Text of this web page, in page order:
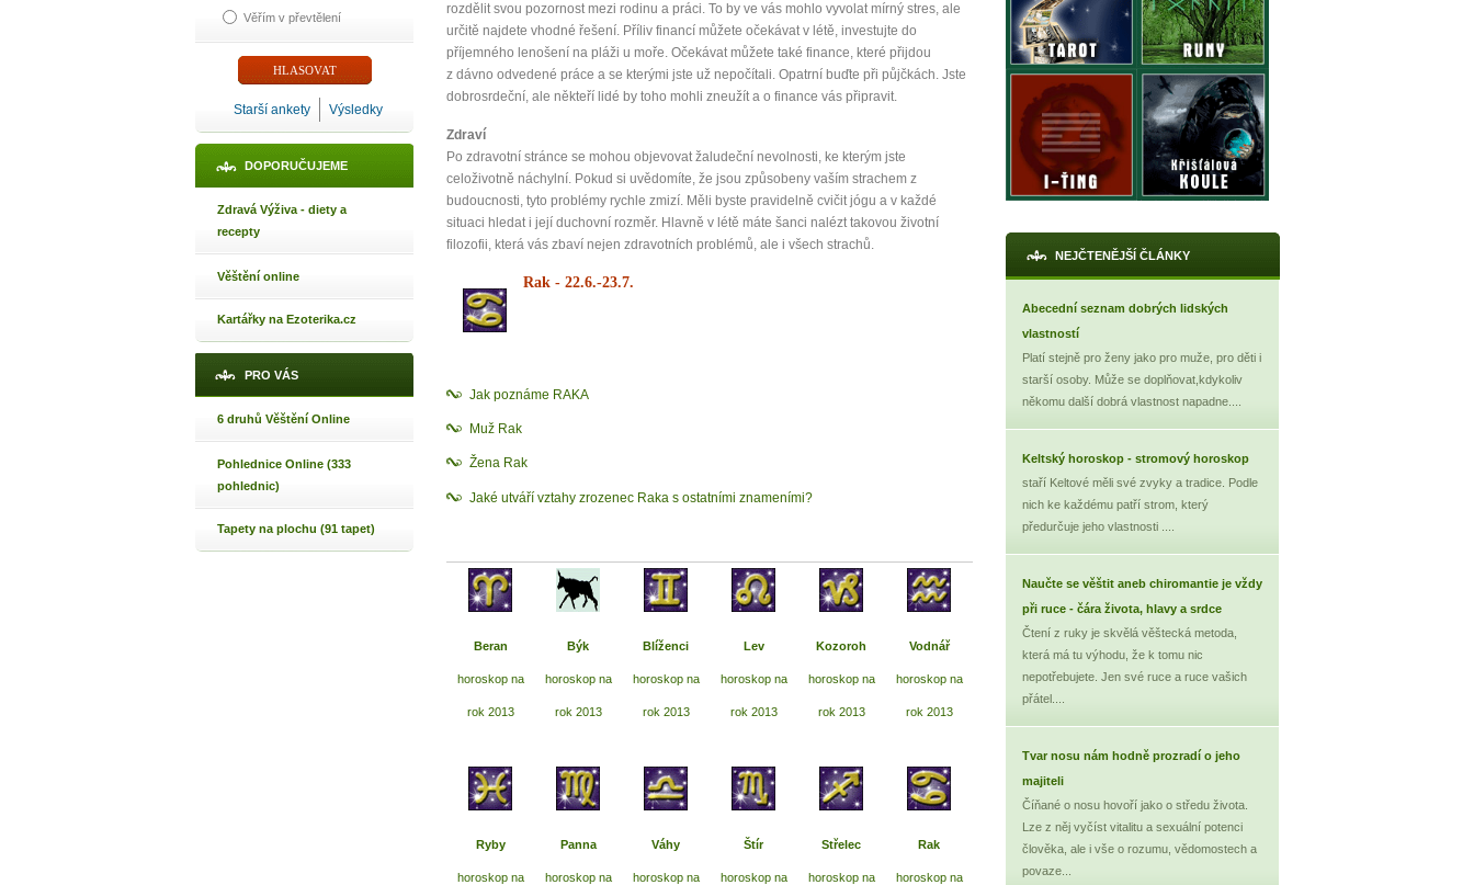
Věřím v převtělení
Starší ankety Výsledky
DOPORUČUJEME
Zdravá Výživa - diety a
recepty
Věštění online
Kartářky na Ezoterika.cz
PRO VÁS
6 druhů Věštění Online
Pohlednice Online (333
pohlednic)
Tapety na plochu (91 tapet)
rozdělit svou pozornost mezi rodinu a práci. To by ve vás mohlo vyvolat mírný stres, ale
určitě najdete vhodné řešení. Příliv financí můžete očekávat v létě, investujte do
příjemného lenošení na pláži u moře. Očekávat můžete také finance, které přijdou
z dávno odvedené práce a se kterými jste už nepočítali. Opatrní buďte při půjčkách. Jste
dobrosrdeční, ale někteří lidé by toho mohli zneužít a o finance vás připravit.
Zdraví
Po zdravotní stránce se mohou objevovat žaludeční nevolnosti, ke kterým jste
celoživotně náchylní. Pokud si uvědomíte, že jsou způsobeny vaším strachem z
budoucnosti, tyto problémy rychle zmizí. Měli byste pravidelně cvičit jógu a v každé
situaci hledat i její duchovní rozměr. Hlavně v létě máte šanci nalézt takovou životní
filozofii, která vás zbaví nejen zdravotních problémů, ale i všech strachů.
Rak - 22.6.-23.7.
Jak poznáme RAKA
Muž Rak
Žena Rak
Jaké utváří vztahy zrozenec Raka s ostatními znameními?
Beran
horoskop na
rok 2013
Býk
horoskop na
rok 2013
Blíženci
horoskop na
rok 2013
Lev
horoskop na
rok 2013
Kozoroh
horoskop na
rok 2013
Vodnář
horoskop na
rok 2013
Ryby
horoskop na
Panna
horoskop na
Váhy
horoskop na
Štír
horoskop na
Střelec
horoskop na
Rak
horoskop na
NEJČTENĚJŠÍ ČLÁNKY
Abecední seznam dobrých lidských
vlastností
Platí stejně pro ženy jako pro muže, pro děti i
starší osoby. Může se doplňovat,kdykoliv
někomu další dobrá vlastnost napadne....
Keltský horoskop - stromový horoskop
staří Keltové měli své zvyky a tradice. Podle
nich ke každému patří strom, který
předurčuje jeho vlastnosti ....
Naučte se věštit aneb chiromantie je vždy
při ruce - čára života, hlavy a srdce
Čtení z ruky je skvělá věštecká metoda,
která má tu výhodu, že k tomu nic
nepotřebujete. Jen své ruce a ruce vašich
přátel....
Tvar nosu nám hodně prozradí o jeho
majiteli
Číňané o nosu hovoří jako o středu života.
Lze z něj vyčíst vitalitu a sexuální potenci
člověka, ale i vše o rozumu, vědomostech a
povaze...